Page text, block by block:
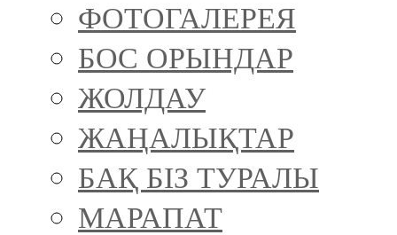
ФОТОГАЛЕРЕЯ
БОС ОРЫНДАР
ЖОЛДАУ
ЖАҢАЛЫҚТАР
БАҚ БІЗ ТУРАЛЫ
МАРАПАТ